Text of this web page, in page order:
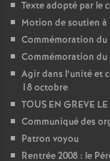
Texte adopté par le
Motion de soutien à
Commémoration du
Commémoration du
Agir dans l’unité et
18 octobre
TOUS EN GREVE
Communiqué des
Patron voyou
Rentrée 2008 : le